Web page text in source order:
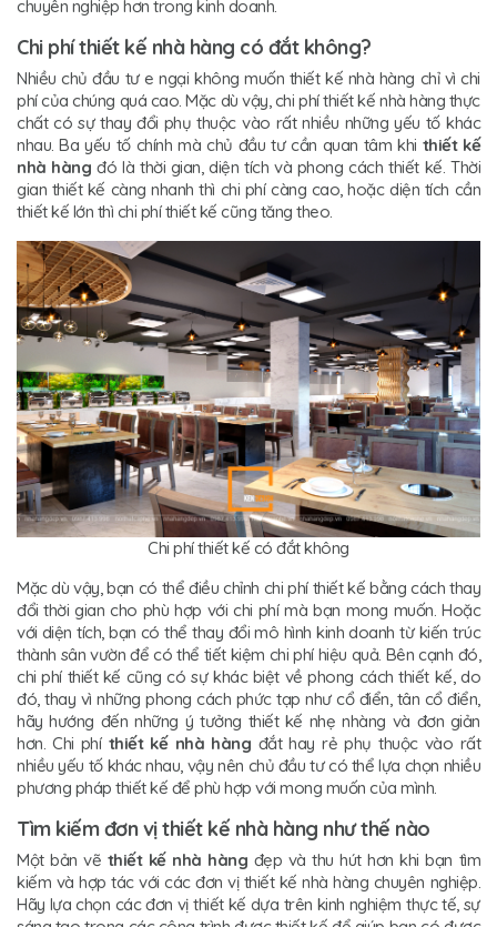
chuyên nghiệp hơn trong kinh doanh.
Chi phí thiết kế nhà hàng có đắt không?
Nhiều chủ đầu tư e ngại không muốn thiết kế nhà hàng chỉ vì chi
phí của chúng quá cao. Mặc dù vậy, chi phí thiết kế nhà hàng thực
chất có sự thay đổi phụ thuộc vào rất nhiều những yếu tố khác
nhau. Ba yếu tố chính mà chủ đầu tư cần quan tâm khi thiết kế
nhà hàng đó là thời gian, diện tích và phong cách thiết kế. Thời
gian thiết kế càng nhanh thì chi phí càng cao, hoặc diện tích cần
thiết kế lớn thì chi phí thiết kế cũng tăng theo.
Chi phí thiết kế có đắt không
Mặc dù vậy, bạn có thể điều chỉnh chi phí thiết kế bằng cách thay
đổi thời gian cho phù hợp với chi phí mà bạn mong muốn. Hoặc
với diện tích, bạn có thể thay đổi mô hình kinh doanh từ kiến trúc
thành sân vườn để có thể tiết kiệm chi phí hiệu quả. Bên cạnh đó,
chi phí thiết kế cũng có sự khác biệt về phong cách thiết kế, do
đó, thay vì những phong cách phức tạp như cổ điển, tân cổ điển,
hãy hướng đến những ý tưởng thiết kế nhẹ nhàng và đơn giản
hơn. Chi phí thiết kế nhà hàng đắt hay rẻ phụ thuộc vào rất
nhiều yếu tố khác nhau, vậy nên chủ đầu tư có thể lựa chọn nhiều
phương pháp thiết kế để phù hợp với mong muốn của mình.
Tìm kiếm đơn vị thiết kế nhà hàng như thế nào
Một bản vẽ thiết kế nhà hàng đẹp và thu hút hơn khi bạn tìm
kiếm và hợp tác với các đơn vị thiết kế nhà hàng chuyên nghiệp.
Hãy lựa chọn các đơn vị thiết kế dựa trên kinh nghiệm thực tế, sự